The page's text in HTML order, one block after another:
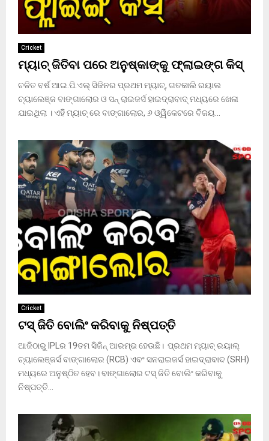
Cricket
ମ୍ୟାଚ୍ ଜିତିବା ପରେ ଅନୁଷ୍କାଙ୍କୁ ଫ୍ଲାଇଙ୍ଗ କିସ୍
ଚଳିତ ବର୍ଷ ଆଇ.ପି.ଏଲ୍ ସିଜିନର ପ୍ରଥମ ମ୍ୟାଚ୍, ଗତକାଲି ରୟାଲ
ଚ୍ୟାଲେଞ୍ଜ ବାଙ୍ଗାଲୋର ଓ ସନ୍ ରାଇଜର୍ସ ହାଇଦ୍ରାବାଦ୍ ମଧ୍ୟରେ ଖେଳା
ଯାଇଥିଲା । ଏହି ମ୍ୟାଚ୍ ରେ ବାଙ୍ଗାଲୋର, ୬ ଓ୍ୱିକେଟରେ ବିଜୟ...
Cricket
ଟସ୍ ଜିତି ବୋଲିଂ କରିବାକୁ ନିଷ୍ପତ୍ତି
ଆଜିଠାରୁ IPLର 19ତମ ସିଜିନ୍ ଆରମ୍ଭ ହେଉଛି। ପ୍ରଥମ ମ୍ୟାଚ୍ ରୟାଲ୍
ଚ୍ୟାଲେଞ୍ଜର୍ସ ବାଙ୍ଗାଲୋର (RCB) ଏବଂ ସନରାଇଜର୍ସ ହାଇଦ୍ରାବାଦ (SRH)
ମଧ୍ୟରେ ଅନୁଷ୍ଠିତ ହେବ। ବାଙ୍ଗାଲୋର ଟସ୍ ଜିତି ବୋଲିଂ କରିବାକୁ
ନିଷ୍ପତ୍ତି...